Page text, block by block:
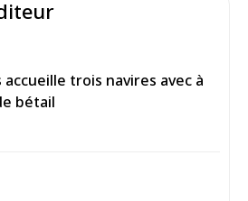
trois navires avec à
bétail